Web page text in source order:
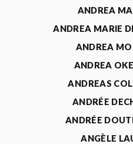
ANDREA
ANDREA MARIE
ANDREA
ANDREA
ANDREAS
ANDRÉE
ANDRÉE
ANGÈLE